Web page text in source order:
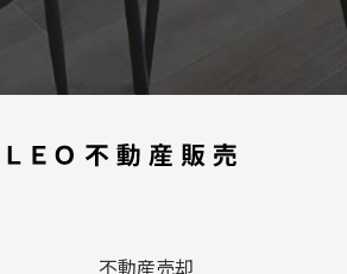
不動産売却